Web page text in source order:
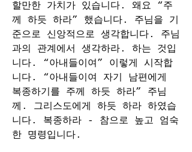
할만한 가치가 있습니다. 왜요 “주
께 하듯 하라” 했습니다. 주님을 기
준으로 신앙적으로 생각합니다. 주님
과의 관계에서 생각하라. 하는 것입
니다. “아내들이여” 이렇게 시작합
니다. “아내들이여 자기 남편에게
복종하기를 주께 하듯 하라” 주님
께. 그리스도에게 하듯 하라 하였습
니다. 복종하라 - 참으로 높고 엄숙
한 명령입니다.